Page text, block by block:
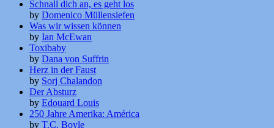
Schnall dich an, es geht los
by Domenico Müllensiefen
Was wir wissen können
by Ian McEwan
Toxibaby
by Dana von Suffrin
Herz in der Faust
by Sorj Chalandon
Der Absturz
by Edouard Louis
250 Jahre Amerika: América
by T.C. Boyle